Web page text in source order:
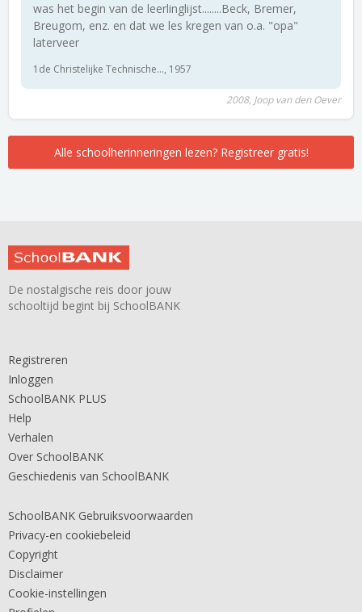
was het begin van de leerlinglijst........Beck, Bremer,
Breugom, enz. en dat we les kregen van o.a. "opa"
laterveer
1de Christelijke Technische..., 1957
2008, Joop van den Oever
Alle schoolherinneringen lezen? Registreer gratis!
De nostalgische reis door jouw
schooltijd begint bij SchoolBANK
Registreren
Inloggen
SchoolBANK PLUS
Help
Verhalen
Over SchoolBANK
Geschiedenis van SchoolBANK
SchoolBANK Gebruiksvoorwaarden
Privacy-en cookiebeleid
Copyright
Disclaimer
Cookie-instellingen